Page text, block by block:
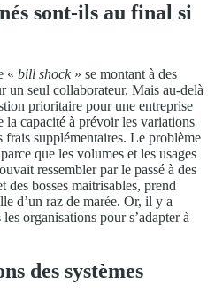
sont-ils au final si
« bill shock» se montant à des
un seul collaborateur. Mais au-delà
prioritaire pour une entreprise
la capacité à prévoir les variations
frais supplémentaires. Le problème
que les volumes et les usages
ressembler par le passé à des
des bosses maitrisables, prend
d’un raz de marée. Or, il y a
organisations pour s’adapter à
des systèmes